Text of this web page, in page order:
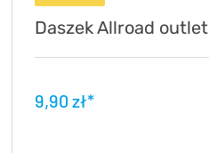
Daszek Allroad outlet
9,90 zł*